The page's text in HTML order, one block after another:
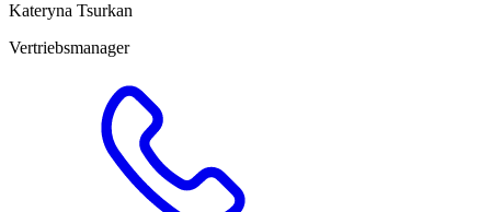
Kateryna Tsurkan
Vertriebsmanager